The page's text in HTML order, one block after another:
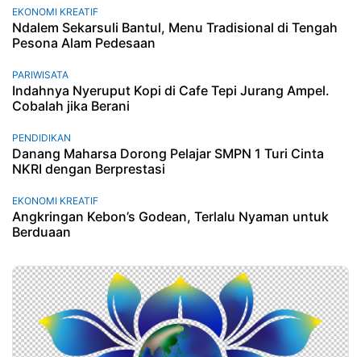
EKONOMI KREATIF
Ndalem Sekarsuli Bantul, Menu Tradisional di Tengah
Pesona Alam Pedesaan
PARIWISATA
Indahnya Nyeruput Kopi di Cafe Tepi Jurang Ampel.
Cobalah jika Berani
PENDIDIKAN
Danang Maharsa Dorong Pelajar SMPN 1 Turi Cinta
NKRI dengan Berprestasi
EKONOMI KREATIF
Angkringan Kebon’s Godean, Terlalu Nyaman untuk
Berduaan